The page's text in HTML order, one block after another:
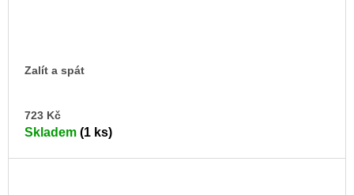
Zalít a spát
723 Kč
Skladem (1 ks)